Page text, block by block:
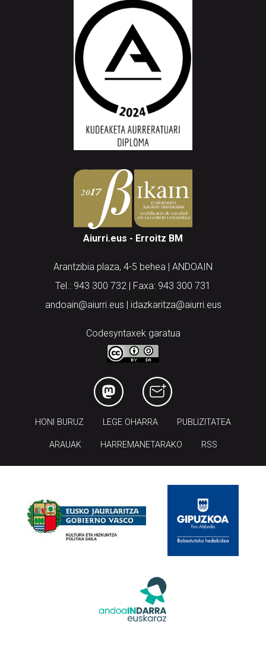
Aiurri.eus - Erroitz BM
Arantzibia plaza, 4-5 behea | ANDOAIN
Tel.: 943 300 732 | Faxa: 943 300 731
andoain@aiurri.eus | idazkaritza@aiurri.eus
Codesyntaxek garatua
HONI BURUZ LEGE OHARRA PUBLIZITATEA
ARAUAK HARREMANETARAKO RSS